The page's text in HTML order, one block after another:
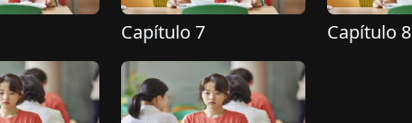
Capítulo 7 Capítulo 8